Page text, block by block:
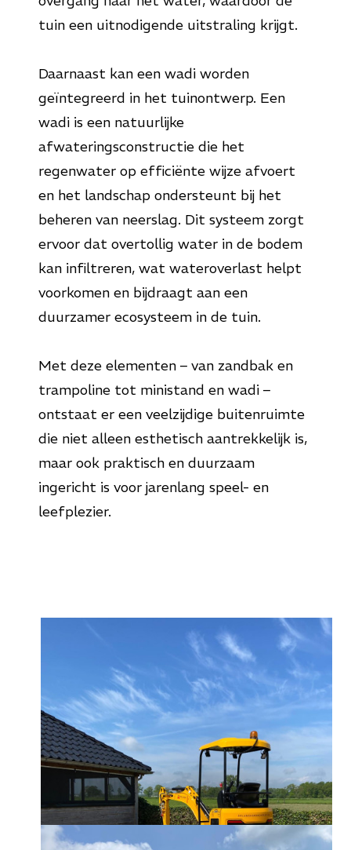
tuin een uitnodigende uitstraling krijgt.
Daarnaast kan een wadi worden
geïntegreerd in het tuinontwerp. Een
wadi is een natuurlijke
afwateringsconstructie die het
regenwater op efficiënte wijze afvoert
en het landschap ondersteunt bij het
beheren van neerslag. Dit systeem zorgt
ervoor dat overtollig water in de bodem
kan infiltreren, wat wateroverlast helpt
voorkomen en bijdraagt aan een
duurzamer ecosysteem in de tuin.
Met deze elementen – van zandbak en
trampoline tot ministand en wadi –
ontstaat er een veelzijdige buitenruimte
die niet alleen esthetisch aantrekkelijk is,
maar ook praktisch en duurzaam
ingericht is voor jarenlang speel- en
leefplezier.